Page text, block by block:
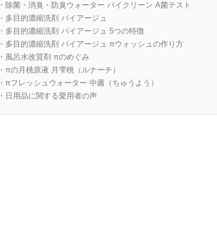
・除菌・消臭・防臭ウォーター パイクリーン A菌テスト
・多目的濃縮洗剤 パイアージュ
・多目的濃縮洗剤 パイアージュ 5つの特徴
・多目的濃縮洗剤 パイアージュ πウォッシュの作り方
・風呂水改質剤 πのめぐみ
・πの月桃原液 月雫桃（ルナーチ）
・πフレッシュウォーター 中庸（ちゅうよう）
・日用品に関する愛用者の声